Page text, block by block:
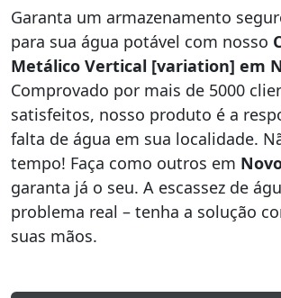
Garanta um armazenamento
para sua água potável com nosso
Metálico Vertical [variation] em
Comprovado por mais de 5000
satisfeitos, nosso produto é a
falta de água em sua localidade.
tempo! Faça como outros em
garanta já o seu. A escassez de
problema real – tenha a solução
suas mãos.